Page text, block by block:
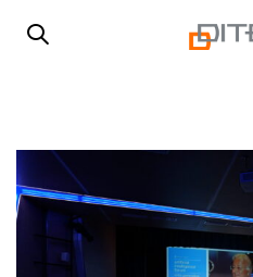
links
content